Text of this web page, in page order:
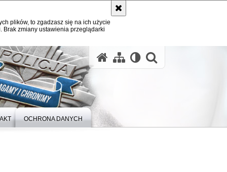
plików, to zgadzasz się na ich użycie
zmiany ustawienia przeglądarki
OCHRONA DANYCH